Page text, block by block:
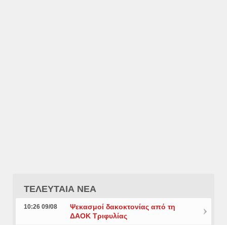
ΤΕΛΕΥΤΑΙΑ ΝΕΑ
10:26 09/08
Ψεκασμοί δακοκτονίας από τη
ΔΑΟΚ Τριφυλίας